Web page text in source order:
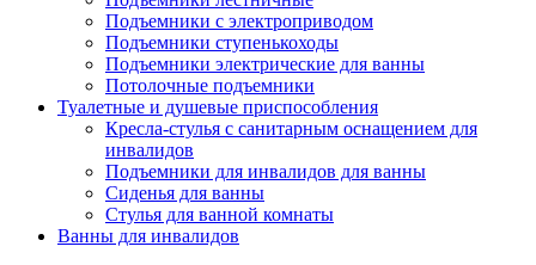
Подъемники с электроприводом
Подъемники ступенькоходы
Подъемники электрические для ванны
Потолочные подъемники
Туалетные и душевые приспособления
Кресла-стулья с санитарным оснащением для
инвалидов
Подъемники для инвалидов для ванны
Сиденья для ванны
Стулья для ванной комнаты
Ванны для инвалидов